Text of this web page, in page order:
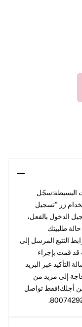
البسيطة:سجّل
زر ”تسجيل
الدخول بالفعل،
طلبيتك
التتبع المرسل إلى
قد قمت بإجراء
التأكيد عبر البريد
إلى مزيد من
من أجلك!فقط تواصل